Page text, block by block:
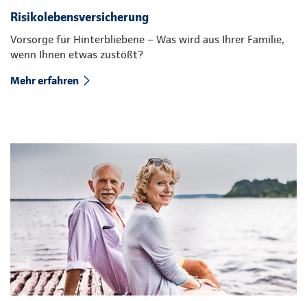
Risikolebensversicherung
Vorsorge für Hinterbliebene – Was wird aus Ihrer Familie,
wenn Ihnen etwas zustößt?
Mehr erfahren